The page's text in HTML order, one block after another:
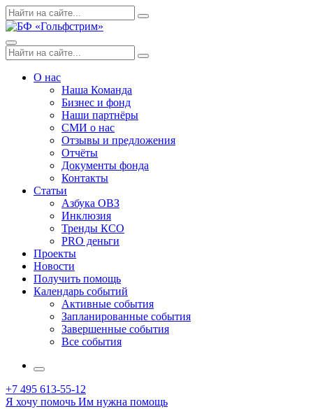
Skip
to
Поиск
по:
Search
Menu
Поиск
по:
Search
О нас
Наша Команда
Бизнес и фонд
Наши партнёры
СМИ о нас
Отзывы и предложения
Отчёты
Документы фонда
Контакты
Статьи
Азбука ОВЗ
Инклюзия
Тренды КСО
PRO деньги
Проекты
Новости
Получить помощь
Календарь событий
Активные события
Запланированные события
Завершенные события
Все события
More
+7 495 613-55-12
Я хочу помочь Им нужна помощь